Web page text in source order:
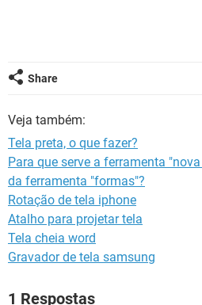
Share
Veja também:
Tela preta, o que fazer?
Para que serve a ferramenta
da ferramenta "formas"?
Rotação de tela iphone
Atalho para projetar tela
Tela cheia word
Gravador de tela samsung
1 Respostas